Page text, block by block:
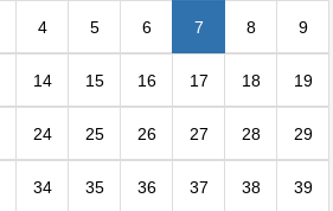
4 5 6 7 8 9
14 15 16 17 18 19
24 25 26 27 28 29
34 35 36 37 38 39